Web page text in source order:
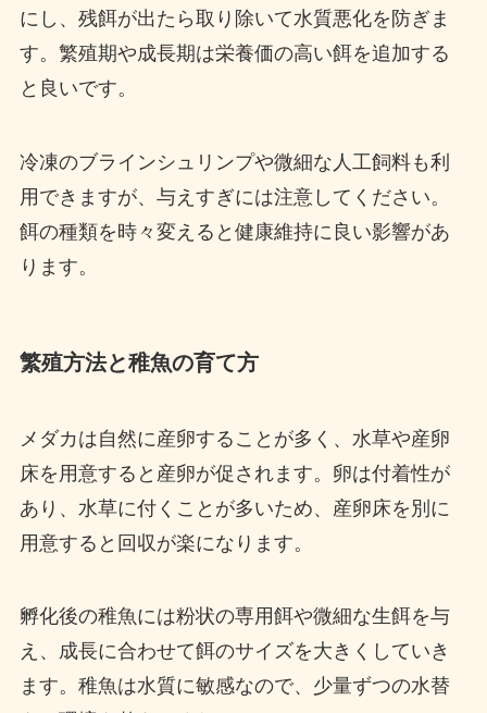
にし、残餌が出たら取り除いて水質悪化を防ぎま
す。繁殖期や成長期は栄養価の高い餌を追加する
と良いです。
冷凍のブラインシュリンプや微細な人工飼料も利
用できますが、与えすぎには注意してください。
餌の種類を時々変えると健康維持に良い影響があ
ります。
繁殖方法と稚魚の育て方
メダカは自然に産卵することが多く、水草や産卵
床を用意すると産卵が促されます。卵は付着性が
あり、水草に付くことが多いため、産卵床を別に
用意すると回収が楽になります。
孵化後の稚魚には粉状の専用餌や微細な生餌を与
え、成長に合わせて餌のサイズを大きくしていき
ます。稚魚は水質に敏感なので、少量ずつの水替